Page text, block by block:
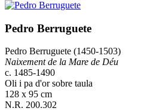
Pedro Berruguete
Pedro Berruguete (1450-1503)
Naixement de la Mare de Déu
c. 1485-1490
Oli i pa d'or sobre taula
128 x 95 cm
N.R. 200.302